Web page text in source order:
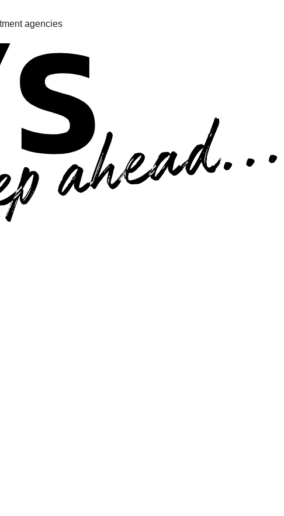
agencies